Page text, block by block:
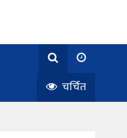
चर्चित